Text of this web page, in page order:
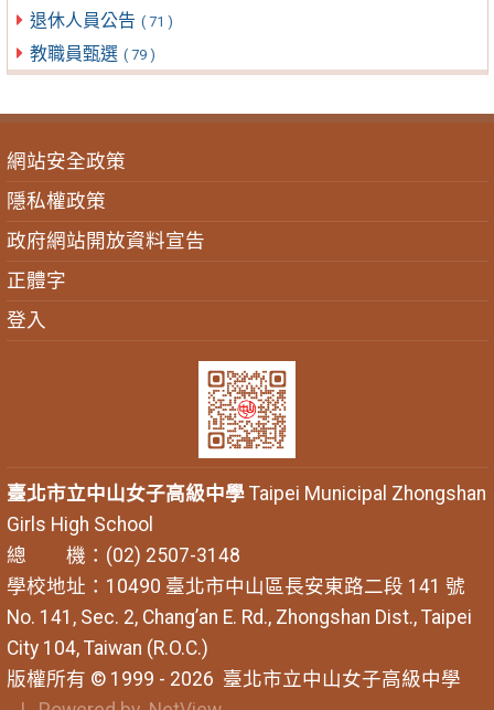
退休人員公告 ( 71 )
教職員甄選 ( 79 )
網站安全政策
隱私權政策
政府網站開放資料宣告
正體字
登入
臺北市立中山女子高級中學Taipei Municipal Zhongshan
Girls High School
總 機：(02) 2507-3148
學校地址：10490 臺北市中山區長安東路二段 141 號
No. 141, Sec. 2, Chang’an E. Rd., Zhongshan Dist., Taipei
City 104, Taiwan (R.O.C.)
版權所有 © 1999 - 2026 臺北市立中山女子高級中學